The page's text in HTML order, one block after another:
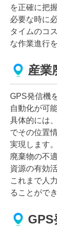
を正確に把
必要な時に
タイムのコ
な作業進行
産業
GPS発信機
自動化が可
具体的には
でその位置
実現します。
廃棄物の不
資源の有効
これまで人
ることがで